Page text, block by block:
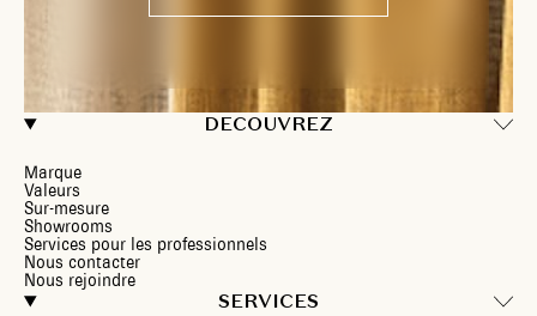
DECOUVREZ
Marque
Valeurs
Sur-mesure
Showrooms
Services pour les professionnels
Nous contacter
Nous rejoindre
SERVICES